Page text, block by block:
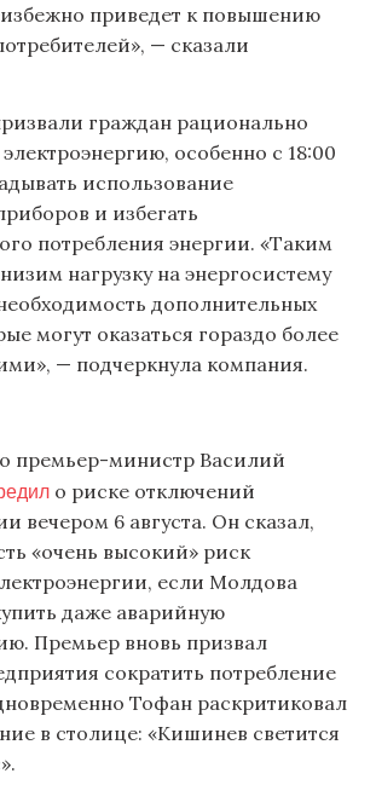
приведет к повышению
— сказали
граждан рационально
особенно с 18:00
использование
и избегать
потребления энергии. «Таким
нагрузку на энергосистему
дополнительных
могут оказаться гораздо более
— подчеркнула компания.
премьер-министр Василий
о риске отключений
вечером 6 августа. Он сказал,
«очень высокий» риск
если Молдова
даже аварийную
Премьер вновь призвал
сократить потребление
Тофан раскритиковал
в столице: «Кишинев светится